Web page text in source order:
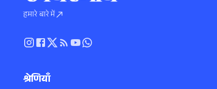
हमारे बारे में
श्रेणियाँ